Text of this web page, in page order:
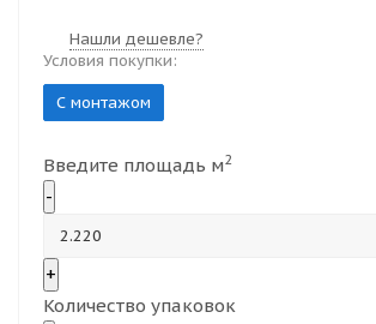
Нашли дешевле?
Условия покупки:
С монтажом
Введите площадь м2
-
+
Количество упаковок